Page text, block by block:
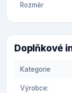
Rozměr
Doplňkové
Kategorie
Výrobce: